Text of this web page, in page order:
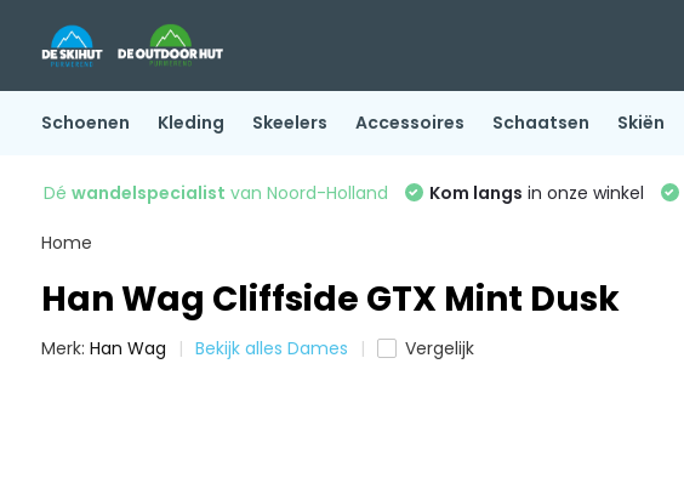
Schoenen Kleding Skeelers Accessoires Schaatsen Skiën
Dé wandelspecialist van Noord-Holland Kom langs in onze winkel
Home
Han Wag Cliffside GTX Mint Dusk
Merk: Han Wag Bekijk alles Dames Vergelijk